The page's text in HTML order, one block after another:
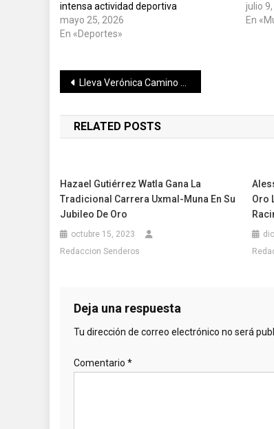
intensa actividad deportiva
mayo 25, 2026
En «Deportes»
julio
En
Navegación
de
entradas
Lleva Verónica Camino agenda de seguridad y empleo a ParlAmericas
RELATED POSTS
Hazael Gutiérrez Watla Gana La
Tradicional Carrera Uxmal-Muna En Su
Jubileo De Oro
octubre 15, 2023
Redaccion Senderos
Oro
Deja una respuesta
Tu dirección de correo electrónico no será
Comentario *